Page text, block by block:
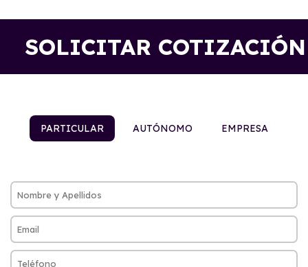
SOLICITAR COTIZACIÓN
PARTICULAR AUTÓNOMO EMPRESA